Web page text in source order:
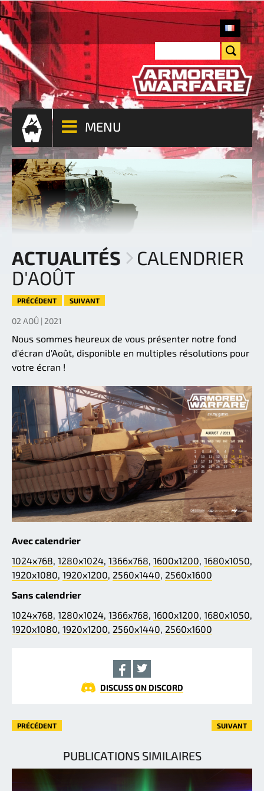
MENU
ACTUALITÉS
CALENDRIER
D'AOÛT
PRÉCÉDENT SUIVANT
02 AOÛ | 2021
Nous sommes heureux de vous présenter notre fond
d'écran d'Août, disponible en multiples résolutions pour
votre écran !
Avec calendrier
1024x768 1280x1024 1366x768 1600x1200 1680x1050
1920x1080 1920x1200 2560x1440 2560x1600
Sans calendrier
1024x768 1280x1024 1366x768 1600x1200 1680x1050
1920x1080 1920x1200 2560x1440 2560x1600
DISCUSS ON DISCORD
PRÉCÉDENT SUIVANT
PUBLICATIONS SIMILAIRES